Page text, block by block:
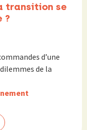
transition se
?
d’une
de la